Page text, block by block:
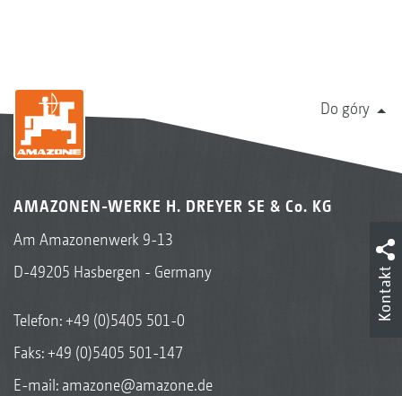
Do góry
AMAZONEN-WERKE H. DREYER SE & Co. KG
Am Amazonenwerk 9-13
D-49205 Hasbergen - Germany
Telefon:+49 (0)5405 501-0
Faks: +49 (0)5405 501-147
E-mail: amazone@amazone.de
Kontakt